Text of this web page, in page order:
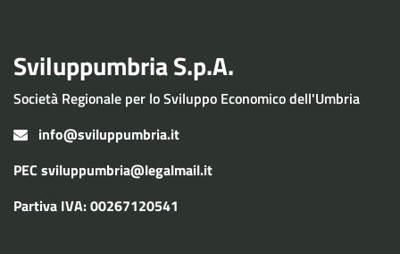
Sviluppumbria S.p.A.
Società Regionale per lo Sviluppo Economico dell'Umbria
info@sviluppumbria.it
PEC sviluppumbria@legalmail.it
Partiva IVA: 00267120541